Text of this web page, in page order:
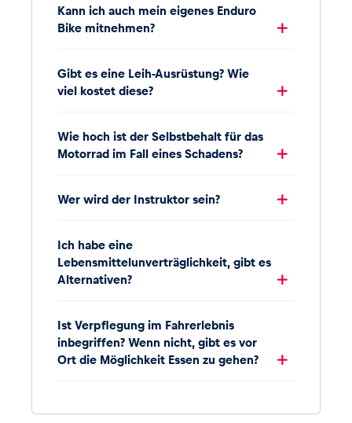
Kann ich auch mein eigenes Enduro
Bike mitnehmen?
Gibt es eine Leih-Ausrüstung? Wie
viel kostet diese?
Wie hoch ist der Selbstbehalt für das
Motorrad im Fall eines Schadens?
Wer wird der Instruktor sein?
Ich habe eine
Lebensmittelunverträglichkeit, gibt es
Alternativen?
Ist Verpflegung im Fahrerlebnis
inbegriffen? Wenn nicht, gibt es vor
Ort die Möglichkeit Essen zu gehen?